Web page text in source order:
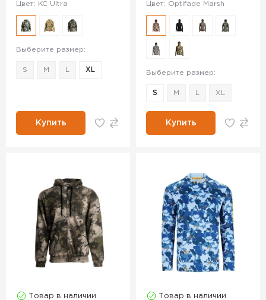
Цвет: KC Ultra
Выберите размер:
S M XL
Купить
Цвет: Optifade Marsh
Выберите размер:
S M XL
Купить
Товар в наличии Товар в наличии